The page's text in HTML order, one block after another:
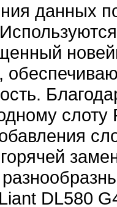
данных
DL580